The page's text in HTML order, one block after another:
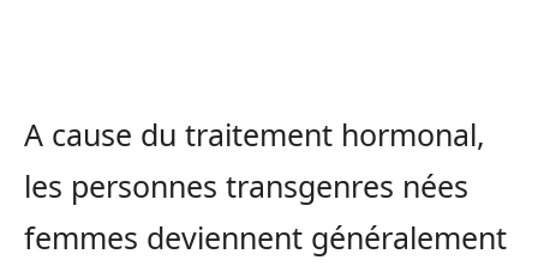
A cause du traitement hormonal,
les personnes transgenres nées
femmes deviennent généralement